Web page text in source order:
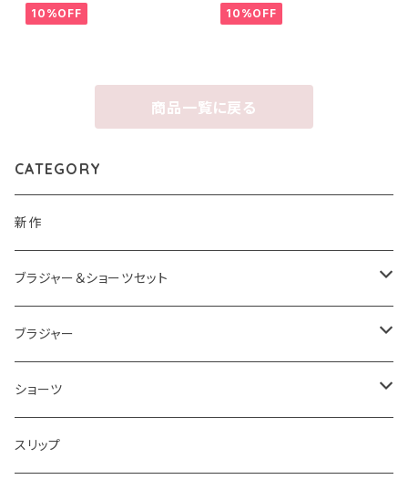
10%OFF 10%OFF
商品一覧に戻る
CATEGORY
新作
ブラジャー＆ショーツセット
ブラジャー＆ショーツセットすべて
ナイスフィットシリーズ ブラジャー＆ショーツセット
ショーツサイズが選べる ブラジャー＆ショーツセット
ブラジャー
ブラジャーすべて
ストラップレスブラ
ショーツ
ショーツすべて
スリップ